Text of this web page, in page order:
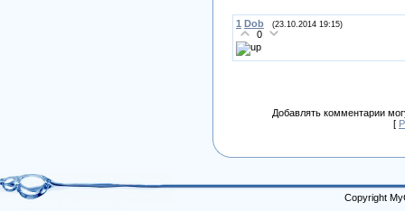
1 Dob (23.10.2014 19:15)
0
Добавлять комментарии
[
Copyright